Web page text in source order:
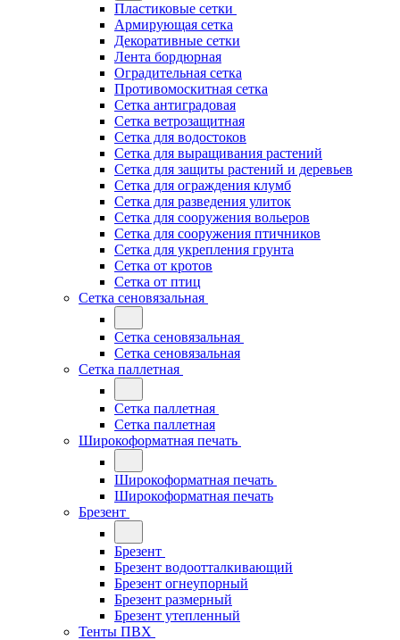
Пластиковые сетки
Армирующая сетка
Декоративные сетки
Лента бордюрная
Оградительная сетка
Противомоскитная сетка
Сетка антиградовая
Сетка ветрозащитная
Сетка для водостоков
Сетка для выращивания растений
Сетка для защиты растений и деревьев
Сетка для ограждения клумб
Сетка для разведения улиток
Сетка для сооружения вольеров
Сетка для сооружения птичников
Сетка для укрепления грунта
Сетка от кротов
Сетка от птиц
Сетка сеновязальная
Сетка сеновязальная
Сетка сеновязальная
Сетка паллетная
Сетка паллетная
Сетка паллетная
Широкоформатная печать
Широкоформатная печать
Широкоформатная печать
Брезент
Брезент
Брезент водоотталкивающий
Брезент огнеупорный
Брезент размерный
Брезент утепленный
Тенты ПВХ